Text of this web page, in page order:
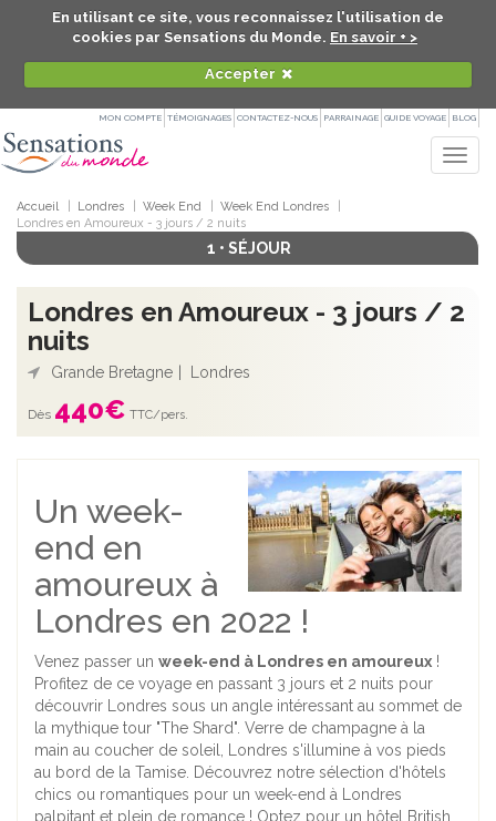
En utilisant ce site, vous reconnaissez l'utilisation de
cookies par Sensations du Monde. En savoir + >
Accepter
MON COMPTE TÉMOIGNAGES CONTACTEZ-NOUS PARRAINAGE GUIDE VOYAGE BLOG
Accueil Londres Week End
Week End Londres
Londres en Amoureux - 3 jours / 2 nuits
1 • SÉJOUR
Londres en Amoureux - 3 jours / 2
nuits
Grande Bretagne Londres
Dès 440€ TTC/pers.
Un week-
end en
amoureux à
Londres en 2022 !
Venez passer un week-end à Londres en amoureux !
Profitez de ce voyage en passant 3 jours et 2 nuits pour
découvrir Londres sous un angle intéressant au sommet de
la mythique tour "The Shard". Verre de champagne à la
main au coucher de soleil, Londres s'illumine à vos pieds
au bord de la Tamise. Découvrez notre sélection d'hôtels
chics ou romantiques pour un week-end à Londres
palpitant et plein de romance ! Optez pour un hôtel British